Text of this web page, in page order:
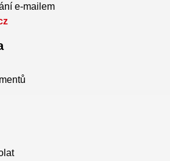
e-mailem